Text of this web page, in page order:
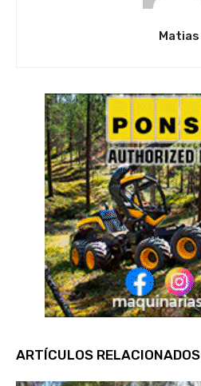
Matias
ARTÍCULOS RELACIONADOS